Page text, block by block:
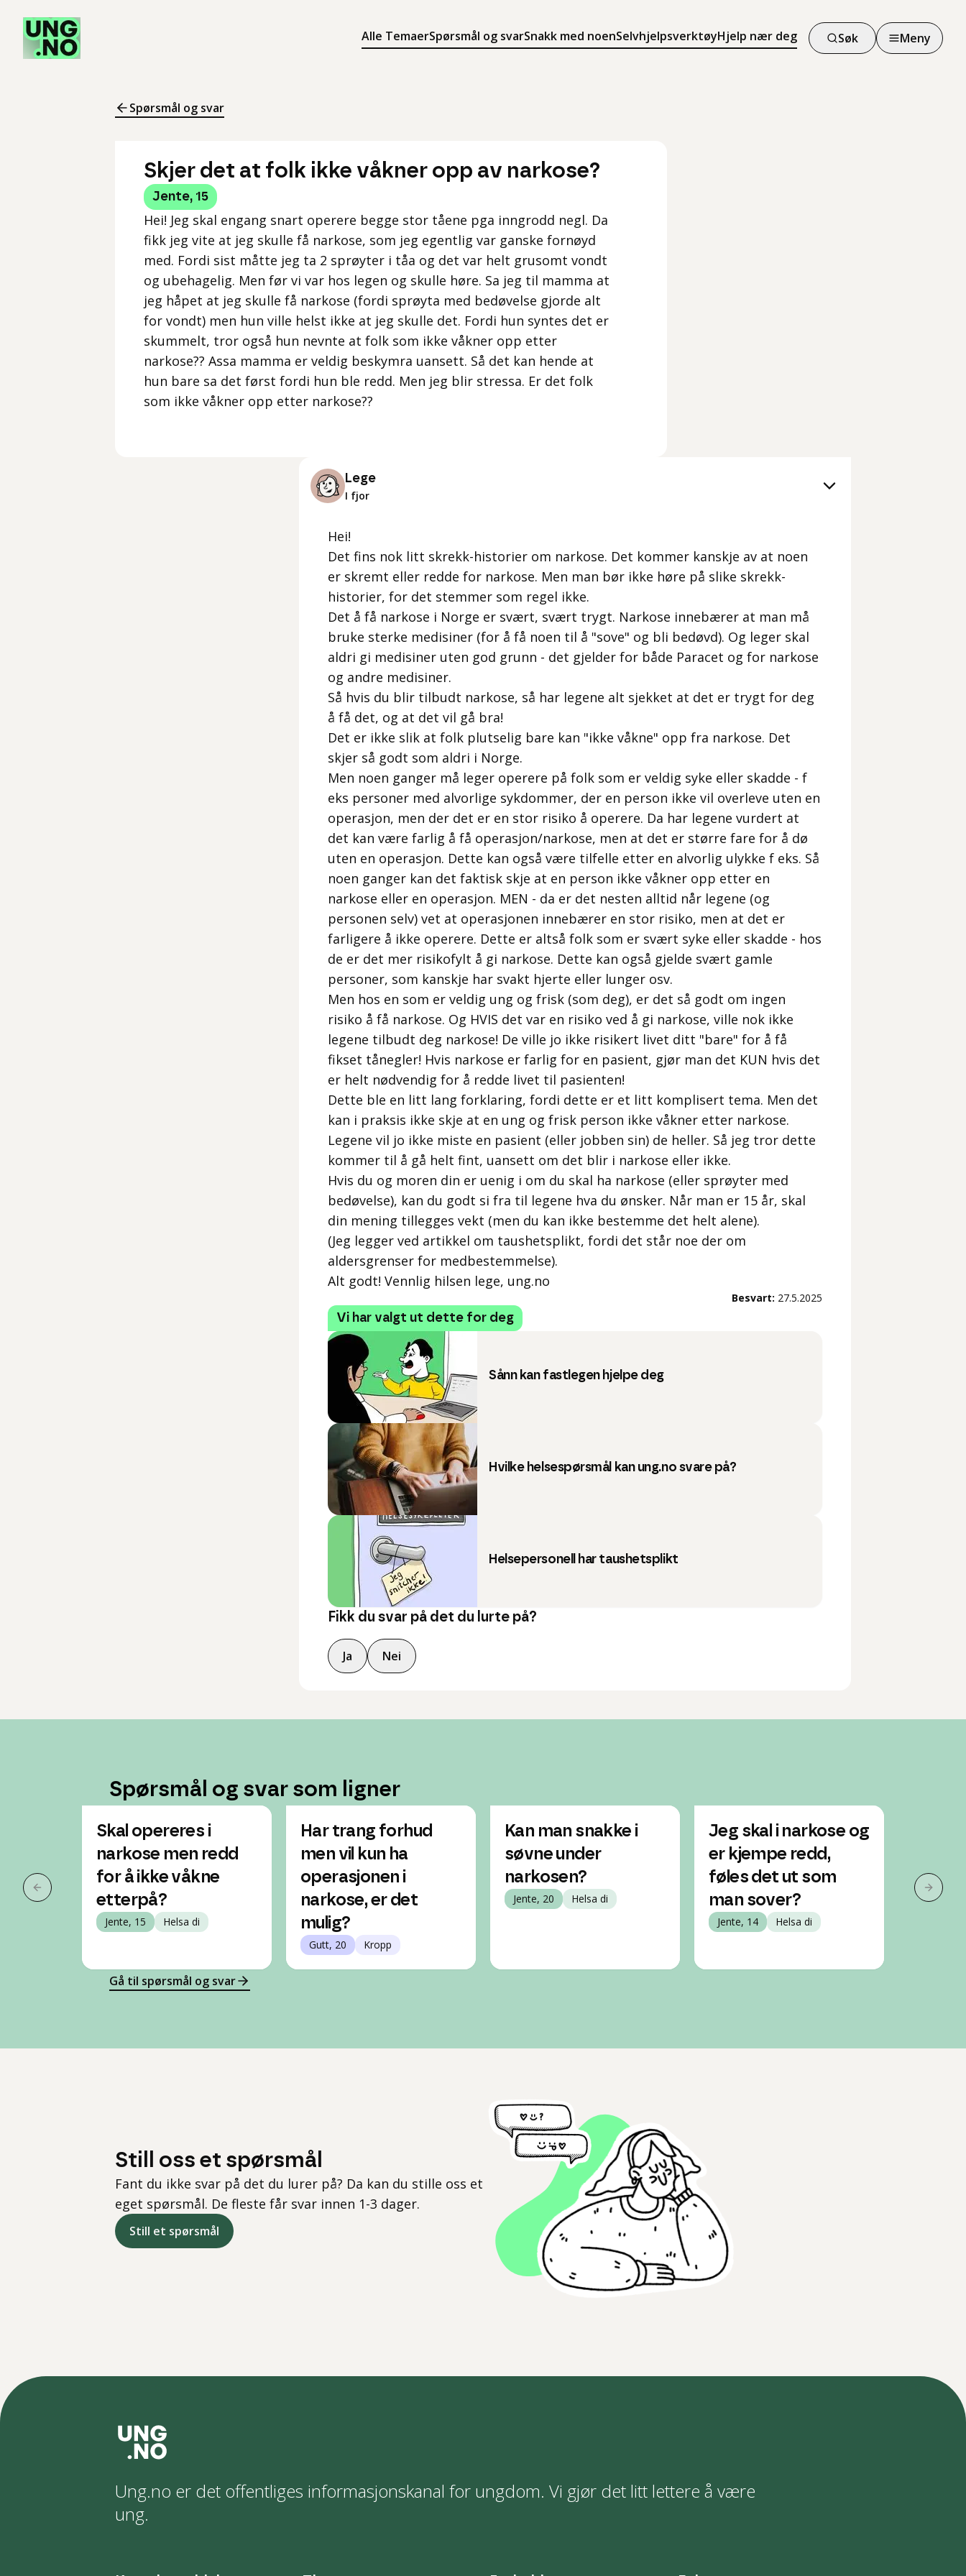
Alle TemaerSpørsmål og svarSnakk med noenSelvhjelpsverktøyHjelp nær deg
Søk
Søk
Meny
Meny
Spørsmål og svar
Skjer det at folk ikke våkner opp av narkose?
Jente, 15
Hei! Jeg skal engang snart operere begge stor tåene pga inngrodd negl. Da
fikk jeg vite at jeg skulle få narkose, som jeg egentlig var ganske fornøyd
med. Fordi sist måtte jeg ta 2 sprøyter i tåa og det var helt grusomt vondt
og ubehagelig. Men før vi var hos legen og skulle høre. Sa jeg til mamma at
jeg håpet at jeg skulle få narkose (fordi sprøyta med bedøvelse gjorde alt
for vondt) men hun ville helst ikke at jeg skulle det. Fordi hun syntes det er
skummelt, tror også hun nevnte at folk som ikke våkner opp etter
narkose?? Assa mamma er veldig beskymra uansett. Så det kan hende at
hun bare sa det først fordi hun ble redd. Men jeg blir stressa. Er det folk
som ikke våkner opp etter narkose??
Lege
I fjor
Hei!
Det fins nok litt skrekk-historier om narkose. Det kommer kanskje av at noen
er skremt eller redde for narkose. Men man bør ikke høre på slike skrekk-
historier, for det stemmer som regel ikke.
Det å få narkose i Norge er svært, svært trygt. Narkose innebærer at man må
bruke sterke medisiner (for å få noen til å "sove" og bli bedøvd). Og leger skal
aldri gi medisiner uten god grunn - det gjelder for både Paracet og for narkose
og andre medisiner.
Så hvis du blir tilbudt narkose, så har legene alt sjekket at det er trygt for deg
å få det, og at det vil gå bra!
Det er ikke slik at folk plutselig bare kan "ikke våkne" opp fra narkose. Det
skjer så godt som aldri i Norge.
Men noen ganger må leger operere på folk som er veldig syke eller skadde - f
eks personer med alvorlige sykdommer, der en person ikke vil overleve uten en
operasjon, men der det er en stor risiko å operere. Da har legene vurdert at
det kan være farlig å få operasjon/narkose, men at det er større fare for å dø
uten en operasjon. Dette kan også være tilfelle etter en alvorlig ulykke f eks. Så
noen ganger kan det faktisk skje at en person ikke våkner opp etter en
narkose eller en operasjon. MEN - da er det nesten alltid når legene (og
personen selv) vet at operasjonen innebærer en stor risiko, men at det er
farligere å ikke operere. Dette er altså folk som er svært syke eller skadde - hos
de er det mer risikofylt å gi narkose. Dette kan også gjelde svært gamle
personer, som kanskje har svakt hjerte eller lunger osv.
Men hos en som er veldig ung og frisk (som deg), er det så godt om ingen
risiko å få narkose. Og HVIS det var en risiko ved å gi narkose, ville nok ikke
legene tilbudt deg narkose! De ville jo ikke risikert livet ditt "bare" for å få
fikset tånegler! Hvis narkose er farlig for en pasient, gjør man det KUN hvis det
er helt nødvendig for å redde livet til pasienten!
Dette ble en litt lang forklaring, fordi dette er et litt komplisert tema. Men det
kan i praksis ikke skje at en ung og frisk person ikke våkner etter narkose.
Legene vil jo ikke miste en pasient (eller jobben sin) de heller. Så jeg tror dette
kommer til å gå helt fint, uansett om det blir i narkose eller ikke.
Hvis du og moren din er uenig i om du skal ha narkose (eller sprøyter med
bedøvelse), kan du godt si fra til legene hva du ønsker. Når man er 15 år, skal
din mening tillegges vekt (men du kan ikke bestemme det helt alene).
(Jeg legger ved artikkel om taushetsplikt, fordi det står noe der om
aldersgrenser for medbestemmelse).
Alt godt! Vennlig hilsen lege, ung.no
Besvart: 27.5.2025
Vi har valgt ut dette for deg
Sånn kan fastlegen hjelpe deg
Hvilke helsespørsmål kan ung.no svare på?
Helsepersonell har taushetsplikt
Fikk du svar på det du lurte på?
Ja Nei
Spørsmål og svar som ligner
Forrige slide
Skal opereres i
narkose men redd
for å ikke våkne
etterpå?
Jente, 15 Helsa di
Har trang forhud
men vil kun ha
operasjonen i
narkose, er det
mulig?
Gutt, 20 Kropp
Kan man snakke i
søvne under
narkosen?
Jente, 20 Helsa di
Jeg skal i narkose og
er kjempe redd,
føles det ut som
man sover?
Jente, 14 Helsa di
det
Neste
Gå til spørsmål og svar
Still oss et spørsmål
Fant du ikke svar på det du lurer på? Da kan du stille oss et
eget spørsmål. De fleste får svar innen 1-3 dager.
Still et spørsmål
Ung.no er det offentliges informasjonskanal for ungdom. Vi gjør det litt lettere å være
ung.